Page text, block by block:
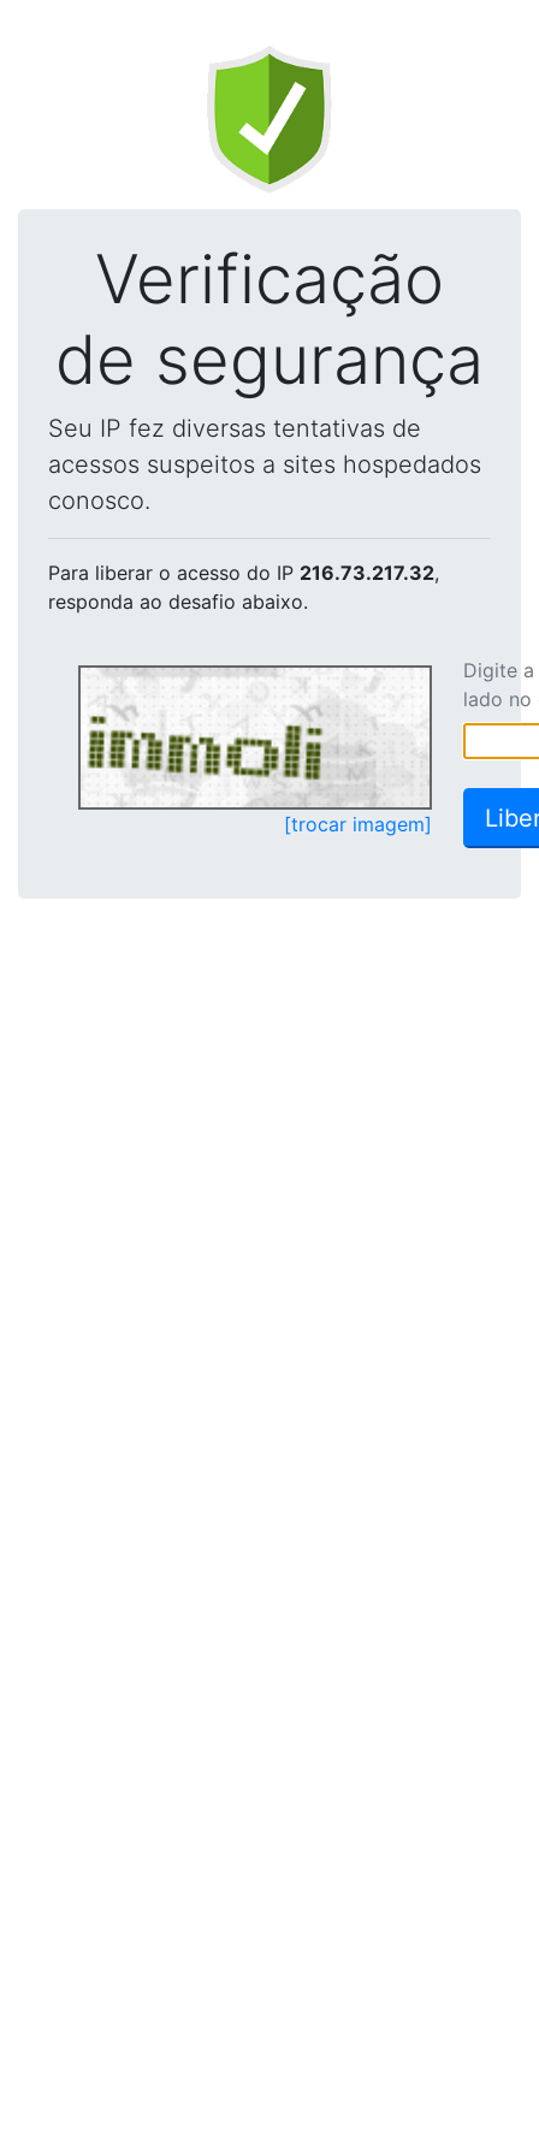
Verificação
de segurança
Seu IP fez diversas tentativas de
acessos suspeitos a sites hospedados
conosco.
Para liberar o acesso do IP 216.73.217.32,
responda ao desafio abaixo.
[trocar imagem]
Digite
lado no